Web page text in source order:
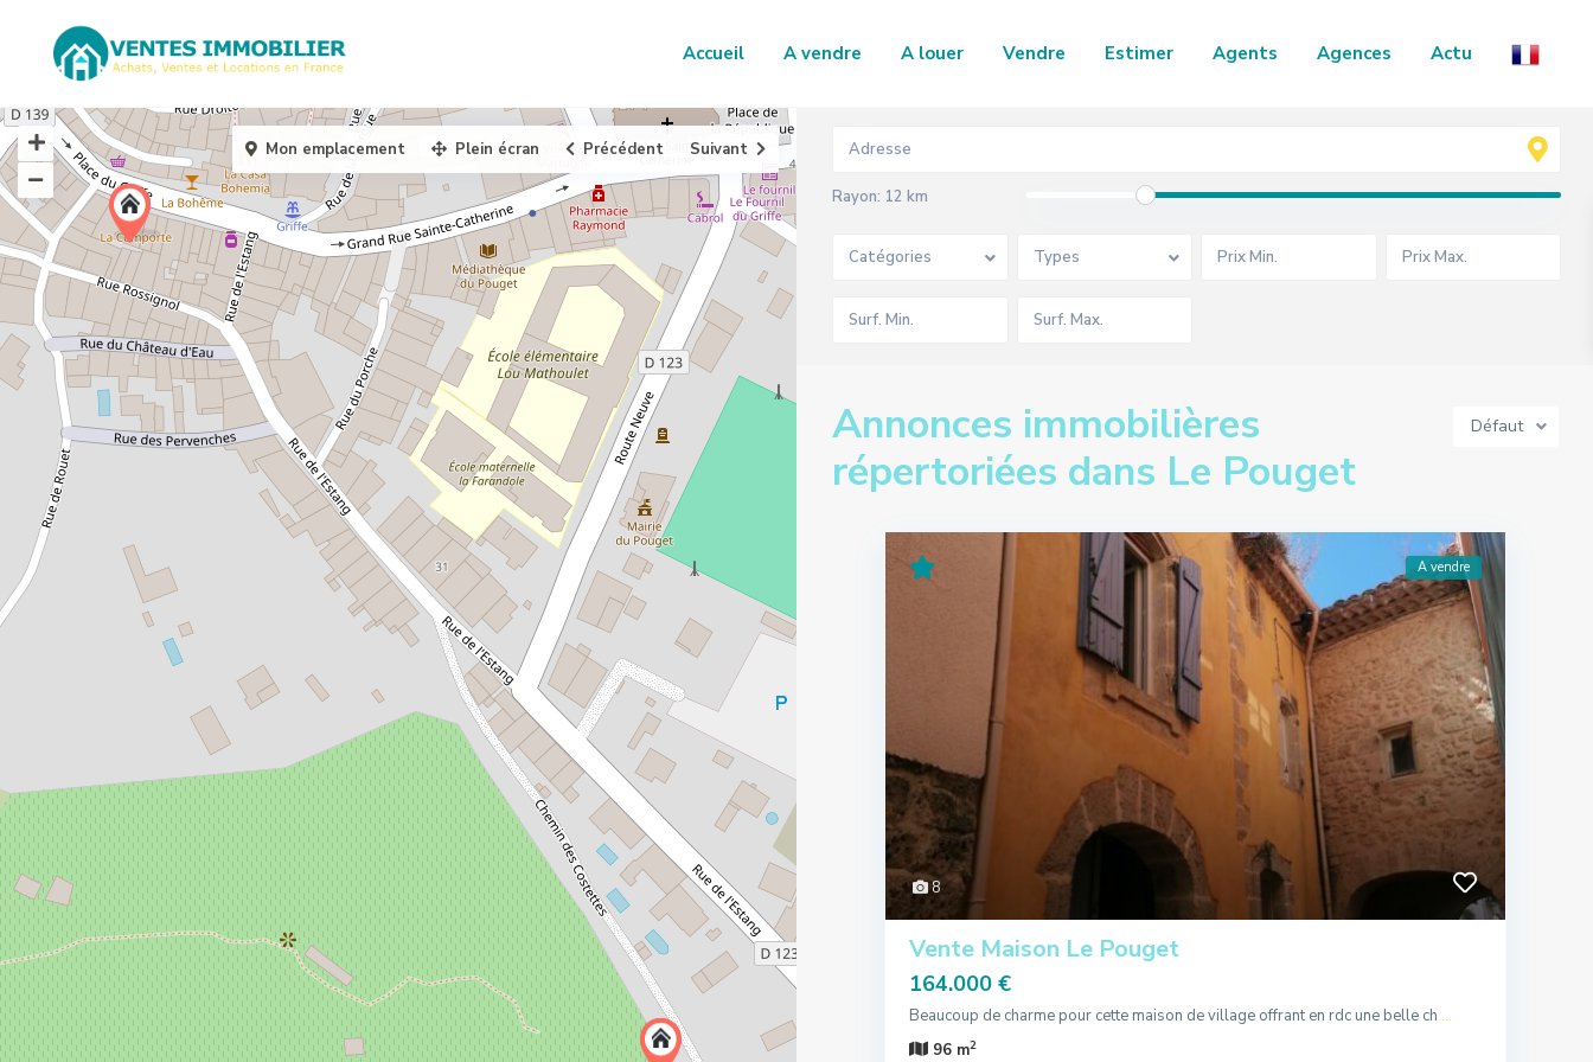
Accueil A vendre A louer Vendre Estimer Agents Agences Actu
Mon emplacement Plein écran Précédent Suivant
Rayon: 12 km
Catégories Types
Défaut
Annonces immobilières
répertoriées dans Le Pouget
8
A vendre
Vente Maison Le Pouget
164.000 €
Beaucoup de charme pour cette maison de village offrant en rdc une belle ch ...
96 m2